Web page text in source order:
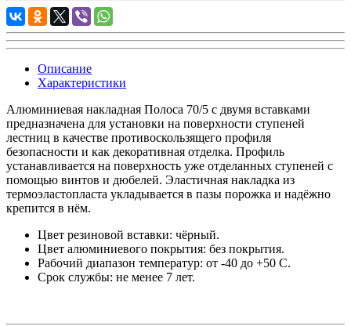
Описание
Характеристики
Алюминиевая накладная Полоса 70/5 с двумя вставками
предназначена для установки на поверхности ступеней
лестниц в качестве противоскользящего профиля
безопасности и как декоративная отделка. Профиль
устанавливается на поверхность уже отделанных ступеней с
помощью винтов и дюбелей. Эластичная накладка из
термоэластопласта укладывается в пазы порожка и надёжно
крепится в нём.
Цвет резиновой вставки: чёрный.
Цвет алюминиевого покрытия: без покрытия.
Рабочий диапазон температур: от -40 до +50 С.
Срок службы: не менее 7 лет.